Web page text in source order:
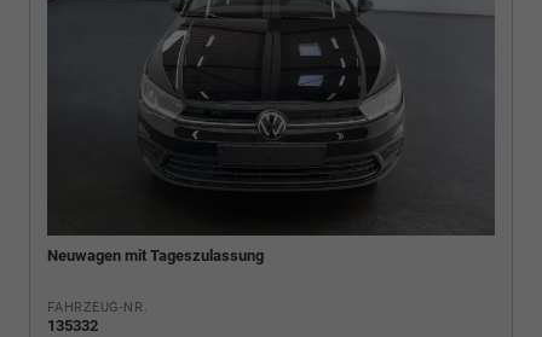
Neuwagen mit Tageszulassung
FAHRZEUG-NR.
135332